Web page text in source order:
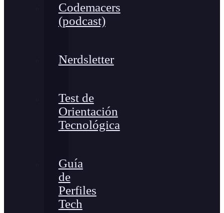
Codemacers
(podcast)
Nerdsletter
Test de
Orientación
Tecnológica
Guía
de
Perfiles
Tech